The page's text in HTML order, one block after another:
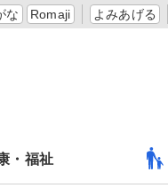
な Romaji よみあげる
・福祉